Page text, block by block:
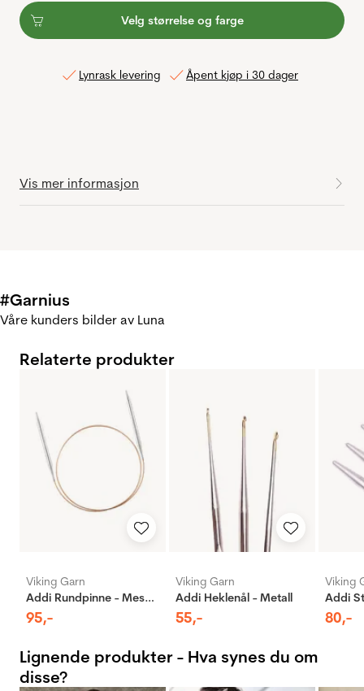
Velg størrelse og farge
Lynrask levering Åpent kjøp i 30 dager
Vis mer informasjon
#Garnius
Våre kunders bilder av Luna
Relaterte produkter
Viking Garn
Addi Rundpinne - Messing
95,-
Viking Garn
Addi Heklenål - Metall
55,-
Viking
80,-
Lignende produkter - Hva synes du om
disse?